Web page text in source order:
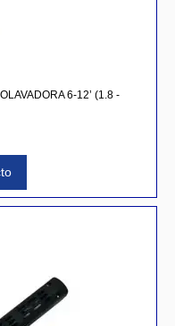
6-12’ (1.8 -